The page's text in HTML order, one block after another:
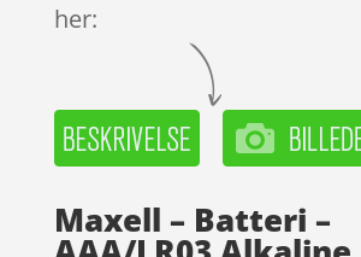
her:
Maxell – Batteri –